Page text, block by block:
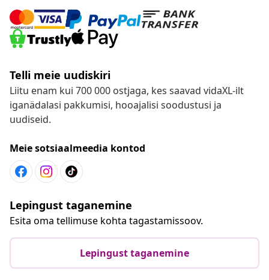
Telli meie uudiskiri
Liitu enam kui 700 000 ostjaga, kes saavad vidaXL-ilt
iganädalasi pakkumisi, hooajalisi soodustusi ja
uudiseid.
Meie sotsiaalmeedia kontod
Lepingust taganemine
Esita oma tellimuse kohta tagastamissoov.
Lepingust taganemine